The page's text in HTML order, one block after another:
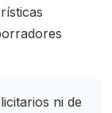
ni de